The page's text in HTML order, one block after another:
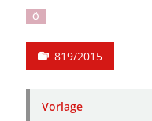
Ö
819/2015
Vorlage